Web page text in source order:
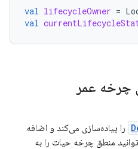
val lifecycleOwner =
val
چرخه عمر
را پیاده‌سازی می‌کند و اضافه
منطق چرخه حیات را به